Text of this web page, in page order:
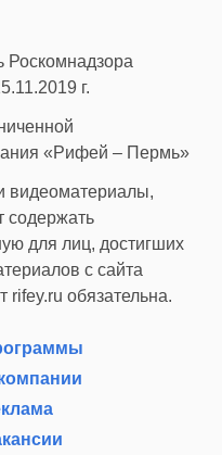
Роскомнадзора
г.
«Рифей – Пермь»
видеоматериалы,
содержать
для лиц, достигших
с сайта
rifey.ru обязательна.